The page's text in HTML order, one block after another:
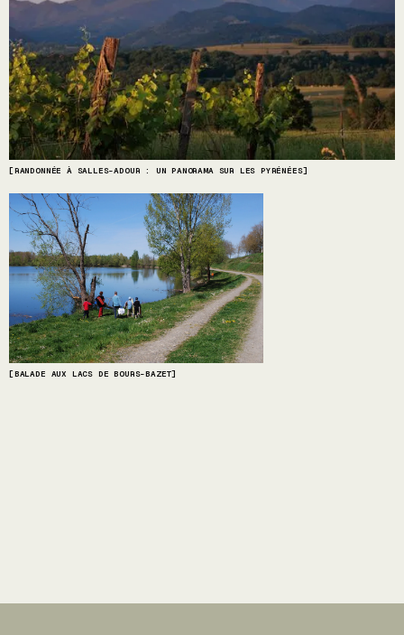
[RANDONNÉE À SALLES-ADOUR : UN PANORAMA SUR LES PYRÉNÉES]
[BALADE AUX LACS DE BOURS-BAZET]